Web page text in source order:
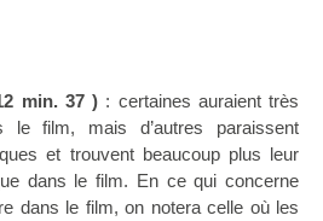
min. 37 ) : certaines auraient très
le film, mais d’autres paraissent
et trouvent beaucoup plus leur
dans le film. En ce qui concerne
dans le film, on notera celle où les